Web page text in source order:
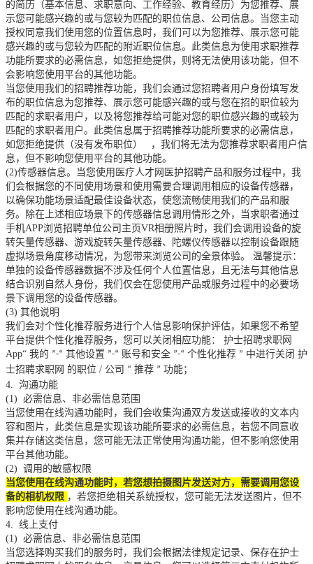
的简历（基本信息、求职意向、工作经验、教育经历）为您推荐、展
示您可能感兴趣的或与您较为匹配的职位信息、公司信息。当您主动
授权同意我们使用您的位置信息时，我们可以为您推荐、展示您可能
感兴趣的或与您较为匹配的附近职位信息。此类信息为使用求职推荐
功能所要求的必需信息，如您拒绝提供，则将无法使用该功能，但不
会影响您使用平台的其他功能。
当您使用我们的招聘推荐功能，我们会通过您招聘者用户身份填写发
布的职位信息为您推荐、展示您可能感兴趣的或与您在招的职位较为
匹配的求职者用户，以及将您推荐给可能对您的职位感兴趣的或较为
匹配的求职者用户。此类信息属于招聘推荐功能所要求的必需信息，
如您拒绝提供（没有发布职位）
，我们将无法为您推荐求职者用户信
息，但不影响您使用平台的其他功能。
(2)传感器信息。当您使用医疗人才网医护招聘产品和服务过程中，我
们会根据您的不同使用场景和使用需要合理调用相应的设备传感器，
以确保功能场景适配最佳设备状态，使您流畅使用我们的产品和服
务。除在上述相应场景下的传感器信息调用情形之外，当求职者通过
手机APP浏览招聘单位公司主页VR相册照片时，我们会调用设备的旋
转矢量传感器、游戏旋转矢量传感器、陀螺仪传感器以控制设备跟随
虚拟场景角度移动情况，为您带来浏览公司的全景体验。 温馨提示：
单独的设备传感器数据不涉及任何个人位置信息，且无法与其他信息
结合识别自然人身份，我们仅会在您使用产品或服务过程中的必要场
景下调用您的设备传感器。
(3) 其他说明
我们会对个性化推荐服务进行个人信息影响保护评估，如果您不希望
平台提供个性化推荐服务，您可以关闭相应功能：
护士招聘求职网
App“ 我的 ”-“ 其他设置 ”-“ 账号和安全 ”-“ 个性化推荐 ” 中进行关闭 护
士招聘求职网 的职位 / 公司 “ 推荐 ” 功能；
4. 沟通功能
(1) 必需信息、非必需信息范围
当您使用在线沟通功能时，我们会收集沟通双方发送或接收的文本内
容和图片，此类信息是实现该功能所要求的必需信息，若您不同意收
集并存储这类信息，您可能无法正常使用沟通功能，但不影响您使用
平台其他功能。
(2) 调用的敏感权限
当您使用在线沟通功能时，若您想拍摄图片发送对方，需要调用您设
备的相机权限 ，若您拒绝相关系统授权，您可能无法发送图片，但不
影响您使用在线沟通功能。
4. 线上支付
(1) 必需信息、非必需信息范围
当您选择购买我们的服务时，我们会根据法律规定记录、保存在护士